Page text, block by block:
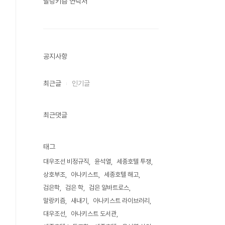
공지사항
최근글 인기글
최근댓글
태그
대우조선 비정규직 윤석열
세종호텔 투쟁
상호부조
아나키스트
세종호텔 해고
검은학
검은 학
검은 알바트로스
말랑키즘
새내기
아나키스트 라이브러리
대우조선
아나키스트 도서관